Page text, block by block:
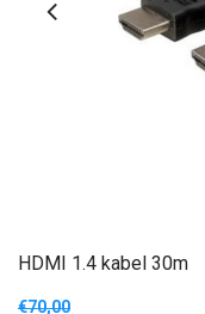
HDMI 1.4 kabel 30m
€70,00